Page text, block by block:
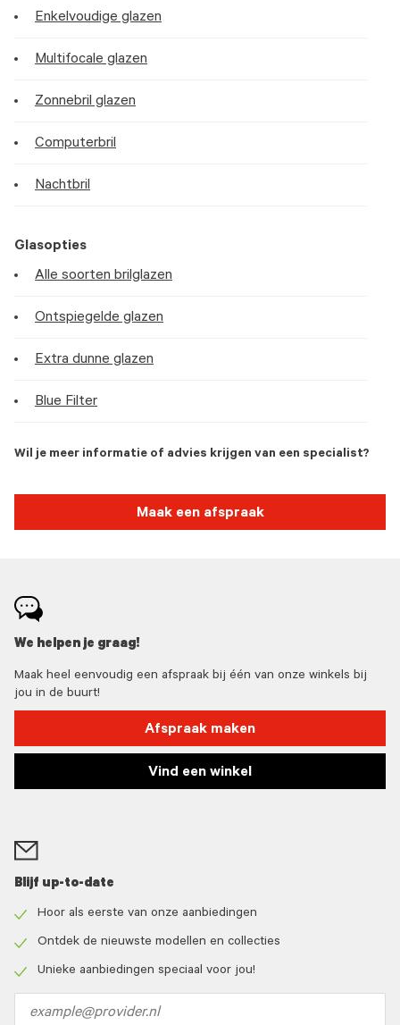
Enkelvoudige glazen
Multifocale glazen
Zonnebril glazen
Computerbril
Nachtbril
Glasopties
Alle soorten brilglazen
Ontspiegelde glazen
Extra dunne glazen
Blue Filter
Wil je meer informatie of advies krijgen van een specialist?
Maak een afspraak
We helpen je graag!
Maak heel eenvoudig een afspraak bij één van onze winkels bij
jou in de buurt!
Afspraak maken
Vind een winkel
Blijf up-to-date
icon
Hoor als eerste van onze aanbiedingen
icon
Ontdek de nieuwste modellen en collecties
Unieke aanbiedingen speciaal voor jou!
address